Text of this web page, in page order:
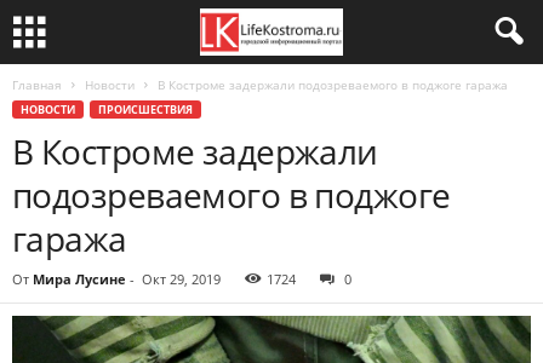
Главная Новости В Костроме задержали подозреваемого в поджоге гаража
НОВОСТИ ПРОИСШЕСТВИЯ
В Костроме задержали
подозреваемого в поджоге
гаража
От Мира Лусине - Окт 29, 2019 1724 0